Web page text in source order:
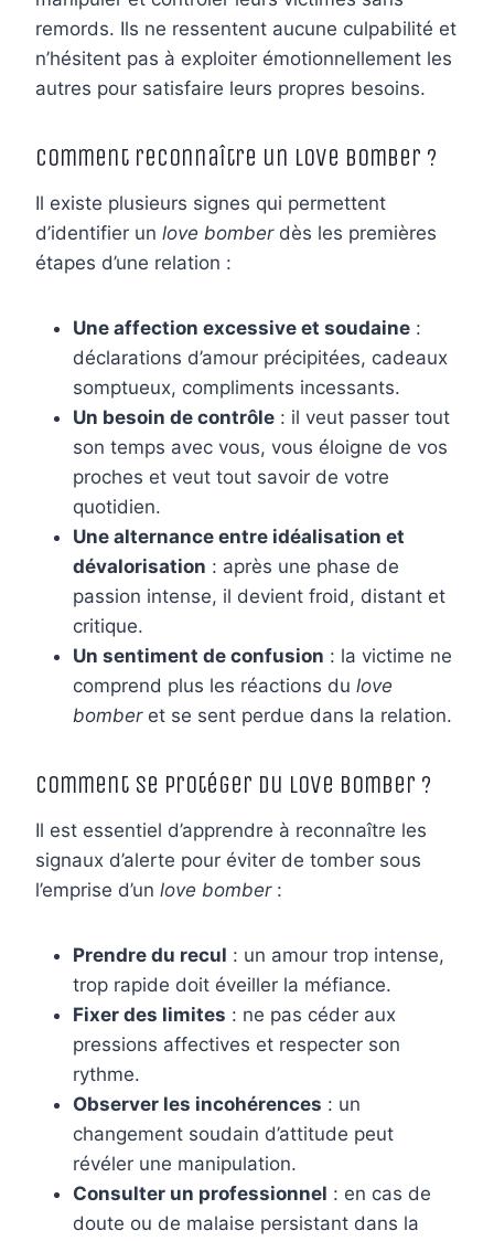
remords. Ils ne ressentent aucune culpabilité et
n’hésitent pas à exploiter émotionnellement les
autres pour satisfaire leurs propres besoins.
Comment reconnaître un love bomber ?
Il existe plusieurs signes qui permettent
d’identifier un love bomberdès les premières
étapes d’une relation :
Une affection excessive et soudaine :
déclarations d’amour précipitées, cadeaux
somptueux, compliments incessants.
Un besoin de contrôle : il veut passer tout
son temps avec vous, vous éloigne de vos
proches et veut tout savoir de votre
quotidien.
Une alternance entre idéalisation et
dévalorisation : après une phase de
passion intense, il devient froid, distant et
critique.
Un sentiment de confusion : la victime ne
comprend plus les réactions du love
bomberet se sent perdue dans la relation.
Comment se protéger du love bomber ?
Il est essentiel d’apprendre à reconnaître les
signaux d’alerte pour éviter de tomber sous
l’emprise d’un love bomber:
Prendre du recul : un amour trop intense,
trop rapide doit éveiller la méfiance.
Fixer des limites : ne pas céder aux
pressions affectives et respecter son
rythme.
Observer les incohérences : un
changement soudain d’attitude peut
révéler une manipulation.
Consulter un professionnel : en cas de
doute ou de malaise persistant dans la